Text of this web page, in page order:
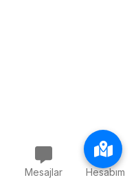
Mesajlar Hesabım